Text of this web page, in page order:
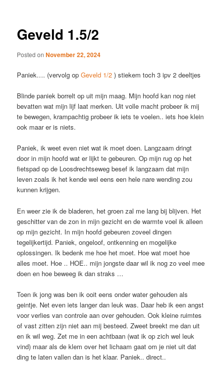
Geveld 1.5/2
Posted onNovember 22, 2024
Paniek…. (vervolg opGeveld 1/2 ) stiekem toch 3 ipv 2 deeltjes
Blinde paniek borrelt op uit mijn maag. Mijn hoofd kan nog niet
bevatten wat mijn lijf laat merken. Uit volle macht probeer ik mij
te bewegen, krampachtig probeer ik iets te voelen.. iets hoe klein
ook maar er is niets.
Paniek, ik weet even niet wat ik moet doen. Langzaam dringt
door in mijn hoofd wat er lijkt te gebeuren. Op mijn rug op het
fietspad op de Loosdrechtseweg besef ik langzaam dat mijn
leven zoals ik het kende wel eens een hele nare wending zou
kunnen krijgen.
En weer zie ik de bladeren, het groen zal me lang bij blijven. Het
geschitter van de zon in mijn gezicht en de warmte voel ik alleen
op mijn gezicht. In mijn hoofd gebeuren zoveel dingen
tegelijkertijd. Paniek, ongeloof, ontkenning en mogelijke
oplossingen. Ik bedenk me hoe het moet. Hoe wat moet hoe
alles moet. Hoe .. HOE.. mijn jongste daar wil ik nog zo veel mee
doen en hoe beweeg ik dan straks …
Toen ik jong was ben ik ooit eens onder water gehouden als
geintje. Net even iets langer dan leuk was. Daar heb ik een angst
voor verlies van controle aan over gehouden. Ook kleine ruimtes
of vast zitten zijn niet aan mij besteed. Zweet breekt me dan uit
en ik wil weg. Zet me in een achtbaan (wat ik op zich wel leuk
vind) maar als de klem over het lichaam gaat om je niet uit dat
ding te laten vallen dan is het klaar. Paniek.. direct..